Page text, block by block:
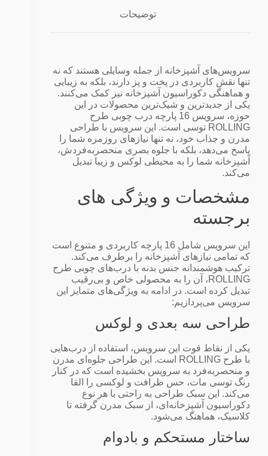
توضیحات
سرویس‌های آشپزخانه از جمله وسایلی هستند که نه
تنها نقش کاربردی در پخت و پز دارند، بلکه به زیبایی
و هماهنگی دکوراسیون آشپزخانه نیز کمک می‌کنند.
یکی از جدیدترین و شیک‌ترین محصولات در این
حوزه، سرویس 16 پارچه درب چوبی طرح
ROLLING توسی است. این سرویس با طراحی
مدرن و جذاب خود، نه تنها نیازهای روزمره شما را
پاسخ می‌دهد، بلکه با جلوه بصری منحصر‌به‌فردش،
آشپزخانه شما را به محیطی لوکس و زیبا تبدیل
می‌کند.
مشخصات و ویژگی‌ های
برجسته
این سرویس شامل 16 پارچه کاربردی و متنوع است
که تمامی نیازهای آشپزخانه را برطرف می‌کند.
ترکیب هوشمندانه جنس بدنه با درب‌های چوبی طرح
ROLLING، آن را به محصولی خاص و بی‌رقیب
تبدیل کرده است. در ادامه به ویژگی‌های متمایز این
سرویس می‌پردازیم:
طراحی سه‌ بعدی و لوکس
یکی از نقاط قوت این سرویس، استفاده از درب‌هایی
با طرح ROLLING است. این طراحی جلوه‌ای مدرن
و منحصر‌به‌فرد به سرویس بخشیده است که در کنار
رنگ توسی مات، حس ظرافت و لوکسی را القا
می‌کند. این سبک طراحی به راحتی با هر نوع
دکوراسیون آشپزخانه‌ای، از سبک مدرن گرفته تا
کلاسیک، هماهنگ می‌شود.
ساختار مستحکم و بادوام